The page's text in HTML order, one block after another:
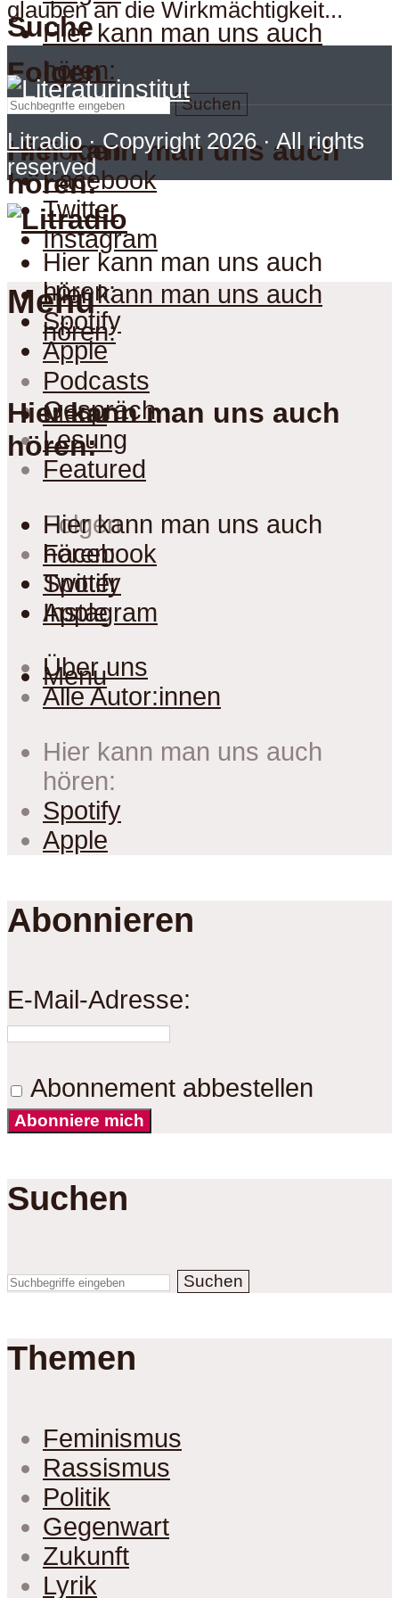
Suche
Suchen
Hier kann man uns auch
hören:
Hier kann man uns auch
hören:
Hier kann man uns auch
hören:
Spotify
Apple
Menu
Folgen
Folgen
Facebook
Twitter
Instagram
Hier kann man uns auch
hören:
Hier kann man uns auch
hören:
Hier kann man uns auch
hören:
Spotify
Apple
Menu
glauben an die Wirkmächtigkeit...
Litradio· Copyright 2026 · All rights
reserved
Menu
Podcasts
Gespräch
Lesung
Featured
Folgen
Facebook
Twitter
Instagram
Über uns
Alle Autor:innen
Hier kann man uns auch
hören:
Spotify
Apple
Abonnieren
E-Mail-Adresse:
Abonnement abbestellen
Abonniere mich
Suchen
Suchen
Themen
Feminismus
Rassismus
Politik
Gegenwart
Zukunft
Lyrik